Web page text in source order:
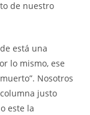
de nuestro
está una
lo mismo, ese
Nosotros
justo
este la